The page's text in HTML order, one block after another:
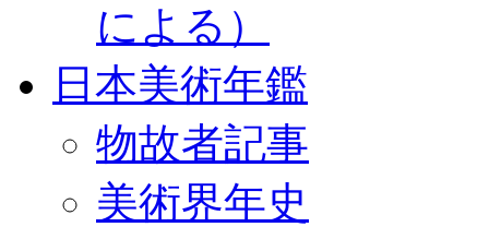
による）
日本美術年鑑
物故者記事
美術界年史